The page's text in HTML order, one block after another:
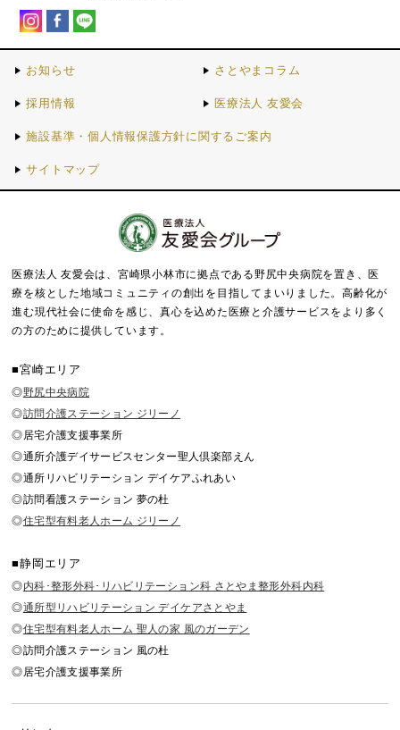
お知らせ さとやまコラム
採用情報 医療法人 友愛会
施設基準・個人情報保護方針に関するご案内
サイトマップ
医療法人 友愛会は、宮崎県小林市に拠点である野尻中央病院を置き、医
療を核とした地域コミュニティの創出を目指してまいりました。高齢化が
進む現代社会に使命を感じ、真心を込めた医療と介護サービスをより多く
の方のために提供しています。
■宮崎エリア
◎野尻中央病院
◎訪問介護ステーション ジリーノ
◎居宅介護支援事業所
◎通所介護デイサービスセンター聖人倶楽部えん
◎通所リハビリテーション デイケアふれあい
◎訪問看護ステーション 夢の杜
◎住宅型有料老人ホーム ジリーノ
■静岡エリア
◎内科･整形外科･リハビリテーション科 さとやま整形外科内科
◎通所型リハビリテーション デイケアさとやま
◎住宅型有料老人ホーム 聖人の家 風のガーデン
◎訪問介護ステーション 風の杜
◎居宅介護支援事業所